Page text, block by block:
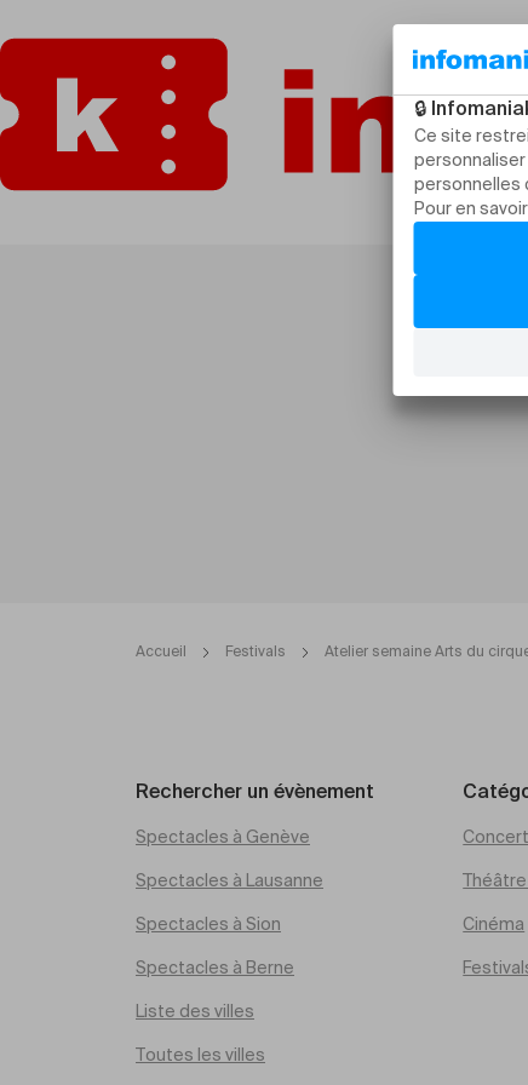
Accueil Festivals Atelier semaine Arts du
Rechercher un évènement
Spectacles à Genève
Spectacles à Lausanne
Spectacles à Sion
Spectacles à Berne
Liste des villes
Toutes les villes
Cinéma